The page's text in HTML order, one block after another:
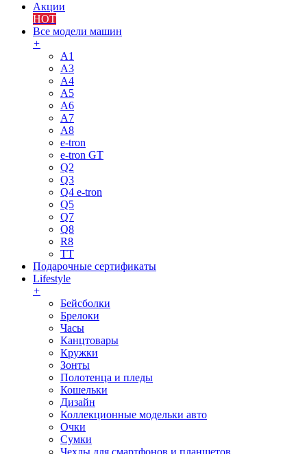
Акции
HOT
Все модели машин
+
A1
A3
A4
A5
A6
A7
A8
e-tron
e-tron GT
Q2
Q3
Q4 e-tron
Q5
Q7
Q8
R8
TT
Подарочные сертификаты
Lifestyle
+
Бейсболки
Брелоки
Часы
Канцтовары
Кружки
Зонты
Полотенца и пледы
Кошельки
Дизайн
Коллекционные модельки авто
Очки
Сумки
Чехлы для смартфонов и планшетов